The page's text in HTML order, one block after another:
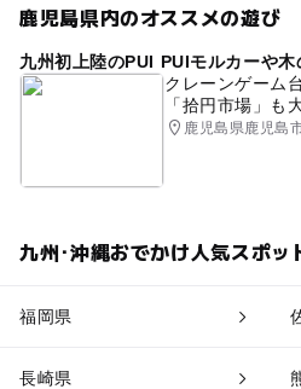
鹿児島県内のオススメの遊び
九州初上陸のPUI PUIモルカーや
クレーンゲーム
「拾円市場」も
鹿児島県鹿児島
九州･沖縄おでかけ人気スポッ
福岡県
長崎県